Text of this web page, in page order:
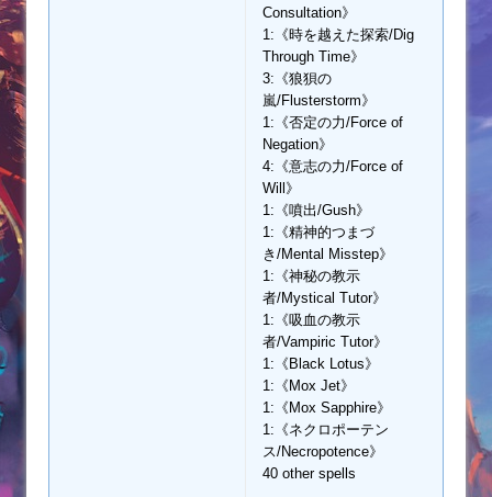
Consultation》
1:《時を越えた探索/Dig
Through Time》
3:《狼狽の
嵐/Flusterstorm》
1:《否定の力/Force of
Negation》
4:《意志の力/Force of
Will》
1:《噴出/Gush》
1:《精神的つまづ
き/Mental Misstep》
1:《神秘の教示
者/Mystical Tutor》
1:《吸血の教示
者/Vampiric Tutor》
1:《Black Lotus》
1:《Mox Jet》
1:《Mox Sapphire》
1:《ネクロポーテン
ス/Necropotence》
40 other spells